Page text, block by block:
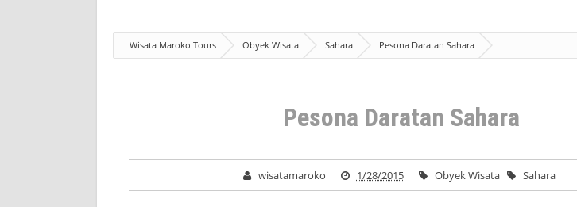
Wisata Maroko Tours Obyek Wisata Sahara Pesona Daratan Sahara
Pesona Daratan Sahara
wisatamaroko 1/28/2015 Obyek Wisata Sahara